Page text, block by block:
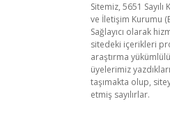
Sitemiz, 5651
ve İletişim Kurumu
Sağlayıcı olarak
sitedeki içerikleri
araştırma
üyelerimiz
taşımakta olup,
etmiş sayılırlar.